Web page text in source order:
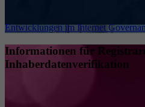
Entwicklungen im Internet
Informationen für
Inhaberdatenverifikation